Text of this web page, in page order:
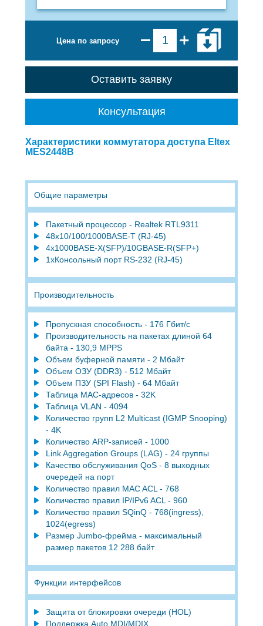
Цена по запросу
Оставить заявку
Консультация
Характеристики коммутатора доступа Eltex
MES2448B
Общие параметры
Пакетный процессор - Realtek RTL9311
48x10/100/1000BASE-T (RJ-45)
4x1000BASE-X(SFP)/10GBASE-R(SFP+)
1хКонсольный порт RS-232 (RJ-45)
Производительность
Пропускная способность - 176 Гбит/с
Производительность на пакетах длиной 64
байта - 130,9 MPPS
Объем буферной памяти - 2 Мбайт
Объем ОЗУ (DDR3) - 512 Мбайт
Объем ПЗУ (SPI Flash) - 64 Мбайт
Таблица MAC-адресов - 32K
Таблица VLAN - 4094
Количество групп L2 Multicast (IGMP Snooping)
- 4K
Количество ARP-записей - 1000
Link Aggregation Groups (LAG) - 24 группы
Качество обслуживания QoS - 8 выходных
очередей на порт
Количество правил MAC ACL - 768
Количество правил IP/IPv6 ACL - 960
Количество правил SQinQ - 768(ingress),
1024(egress)
Размер Jumbo-фрейма - максимальный
размер пакетов 12 288 байт
Функции интерфейсов
Защита от блокировки очереди (HOL)
Поддержка Auto MDI/MDIX